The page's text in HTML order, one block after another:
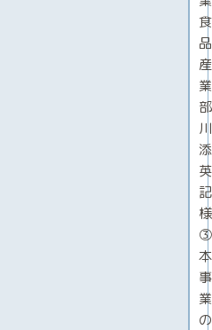
食
品
産
業
川
添
英
記
様
③
本
事
業
の